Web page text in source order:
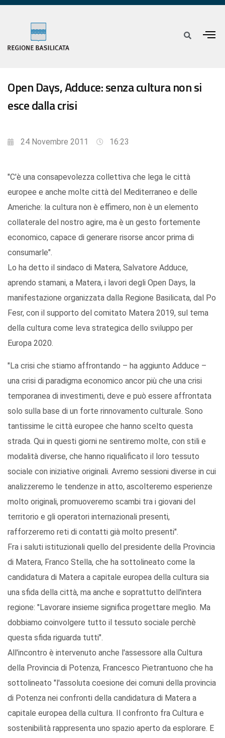
Open Days, Adduce: senza cultura non si
esce dalla crisi
24 Novembre 2011 16:23
"C'è una consapevolezza collettiva che lega le città
europee e anche molte città del Mediterraneo e delle
Americhe: la cultura non è effimero, non è un elemento
collaterale del nostro agire, ma è un gesto fortemente
economico, capace di generare risorse ancor prima di
consumarle".
Lo ha detto il sindaco di Matera, Salvatore Adduce,
aprendo stamani, a Matera, i lavori degli Open Days, la
manifestazione organizzata dalla Regione Basilicata, dal Po
Fesr, con il supporto del comitato Matera 2019, sul tema
della cultura come leva strategica dello sviluppo per
Europa 2020.
"La crisi che stiamo affrontando – ha aggiunto Adduce –
una crisi di paradigma economico ancor più che una crisi
temporanea di investimenti, deve e può essere affrontata
solo sulla base di un forte rinnovamento culturale. Sono
tantissime le città europee che hanno scelto questa
strada. Qui in questi giorni ne sentiremo molte, con stili e
modalità diverse, che hanno riqualificato il loro tessuto
sociale con iniziative originali. Avremo sessioni diverse in cui
analizzeremo le tendenze in atto, ascolteremo esperienze
molto originali, promuoveremo scambi tra i giovani del
territorio e gli operatori internazionali presenti,
rafforzeremo reti di contatti già molto presenti".
Fra i saluti istituzionali quello del presidente della Provincia
di Matera, Franco Stella, che ha sottolineato come la
candidatura di Matera a capitale europea della cultura sia
una sfida della città, ma anche e soprattutto dell'intera
regione: "Lavorare insieme significa progettare meglio. Ma
dobbiamo coinvolgere tutto il tessuto sociale perchè
questa sfida riguarda tutti".
All'incontro è intervenuto anche l'assessore alla Cultura
della Provincia di Potenza, Francesco Pietrantuono che ha
sottolineato "l'assoluta coesione dei comuni della provincia
di Potenza nei confronti della candidatura di Matera a
capitale europea della cultura. Il confronto fra Cultura e
sostenibilità rappresenta uno spazio aperto da esplorare. E